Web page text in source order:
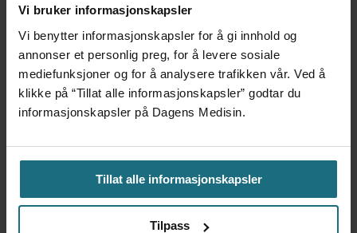
Vi bruker informasjonskapsler
Vi benytter informasjonskapsler for å gi innhold og
annonser et personlig preg, for å levere sosiale
mediefunksjoner og for å analysere trafikken vår. Ved å
klikke på “Tillat alle informasjonskapsler” godtar du
informasjonskapsler på Dagens Medisin.
Tillat alle informasjonskapsler
Tilpass
Foretaksreformen må vurderes
i pasientenes perspektiv